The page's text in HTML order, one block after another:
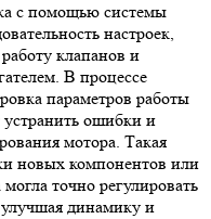
с помощью системы
настроек,
клапанов и
В процессе
параметров работы
устранить ошибки и
мотора. Такая
новых компонентов или
точно регулировать
динамику и